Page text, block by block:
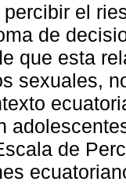
el
de
que esta
sexuales,
de